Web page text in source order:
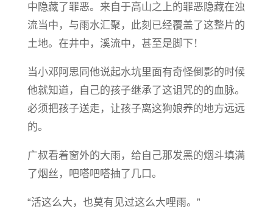
中隐藏了罪恶。来自于高山之上的罪恶隐藏在浊
流当中，与雨水汇聚，此刻已经覆盖了这整片的
土地。在井中，溪流中，甚至是脚下！
当小邓阿思同他说起水坑里面有奇怪倒影的时候
他就知道，自己的孩子继承了这诅咒的的血脉。
必须把孩子送走，让孩子离这狗娘养的地方远远
的。
广叔看着窗外的大雨，给自己那发黑的烟斗填满
了烟丝，吧嗒吧嗒抽了几口。
“活这么大，也莫有见过这么大哩雨。”